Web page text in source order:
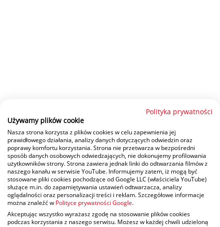
Polityka prywatności
Używamy plików cookie
Nasza strona korzysta z plików cookies w celu zapewnienia jej
prawidłowego działania, analizy danych dotyczących odwiedzin oraz
poprawy komfortu korzystania. Strona nie przetwarza w bezpośredni
sposób danych osobowych odwiedzających, nie dokonujemy profilowania
użytkowników strony. Strona zawiera jednak linki do odtwarzania filmów z
naszego kanału w serwisie YouTube. Informujemy zatem, iż mogą być
stosowane pliki cookies pochodzące od Google LLC (właściciela YouTube)
służące m.in. do zapamiętywania ustawień odtwarzacza, analizy
oglądalności oraz personalizacji treści i reklam. Szczegółowe informacje
można znaleźć w Polityce prywatności Google.
Akceptując wszystko wyrażasz zgodę na stosowanie plików cookies
podczas korzystania z naszego serwisu. Możesz w każdej chwili udzieloną